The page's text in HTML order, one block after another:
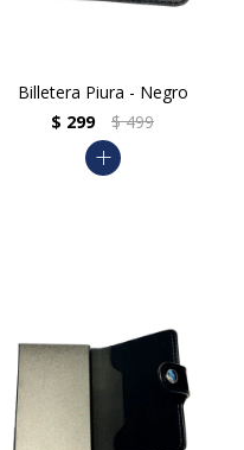
Billetera Piura - Negro
$ 299 $ 499
add